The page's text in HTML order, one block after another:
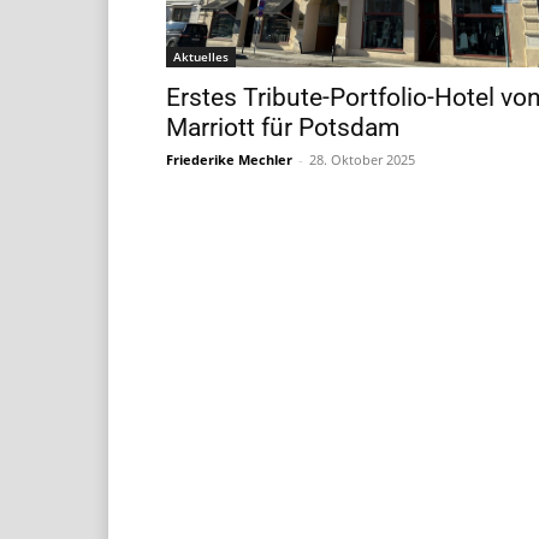
Aktuelles
Erstes Tribute-Portfolio-Hotel
Marriott für Potsdam
Friederike Mechler - 28. Oktober 2025